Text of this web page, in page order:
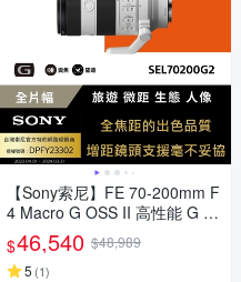
【Sony索尼】FE 70-200mm F
4 Macro G OSS II 高性能 G 系
列望遠變焦鏡頭 SEL70200G2
(公司貨 保固24個月)
$46,540 $48,989
5 (1)